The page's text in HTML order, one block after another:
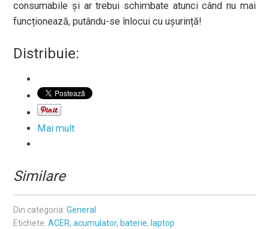
consumabile și ar trebui schimbate atunci când nu mai
funcționează, putându-se înlocui cu ușurință!
Distribuie:
Mai mult
Similare
Din categoria:General
Etichete:ACER,acumulator, baterie, laptop